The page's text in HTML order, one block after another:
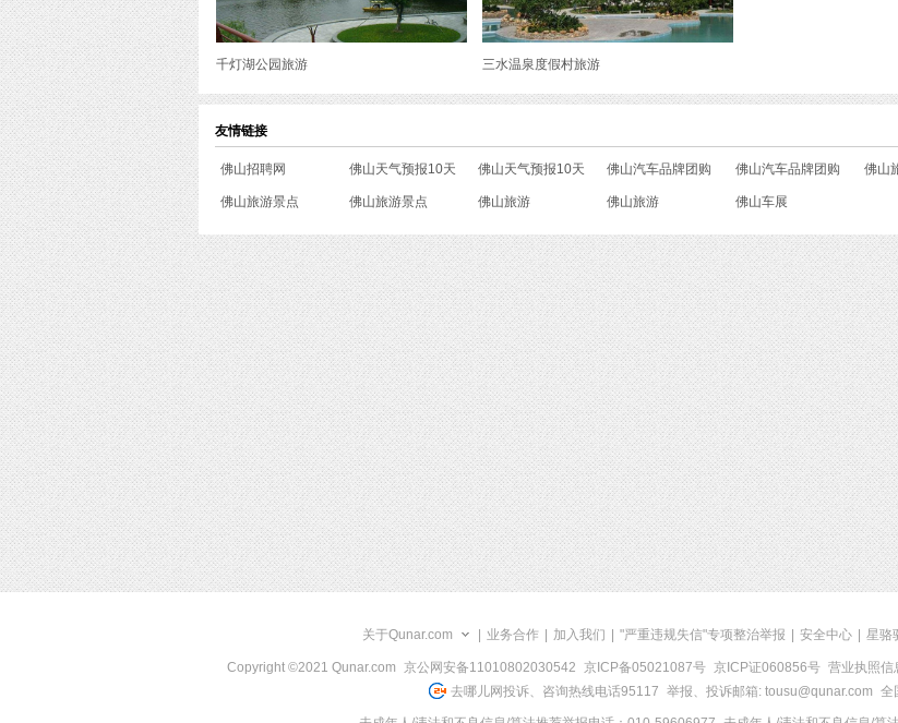
千灯湖公园旅游 三水温泉度假村旅游
友情链接
佛山招聘网 佛山天气预报10天 佛山天气预报10天 佛山汽车品牌团购 佛山汽车品牌团购 佛山
佛山旅游景点 佛山旅游景点 佛山旅游 佛山旅游 佛山车展
关于Qunar.com 业务合作 加入我们 "严重违规失信"专项整治举报 安全中心 星骆
Copyright ©2021 Qunar.com 京公网安备11010802030542 京ICP备05021087号 京ICP证060856号 营业执照信
去哪儿网投诉、咨询热线电话95117 举报、投诉邮箱: tousu@qunar.com 全